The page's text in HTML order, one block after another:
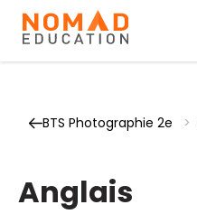
BTS Photographie 2e >
Anglais